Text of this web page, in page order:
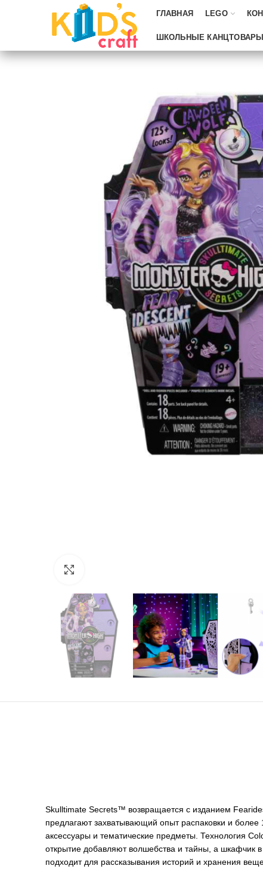
ГЛАВНАЯ LEGO
ШКОЛЬНЫЕ КАНЦТОВАРЫ
Skulltimate Secrets™ возвращается с изданием
предлагают захватывающий опыт распаковки и более
аксессуары и тематические предметы. Технология
открытие добавляют волшебства и тайны, а шкафчик
подходит для рассказывания историй и хранения